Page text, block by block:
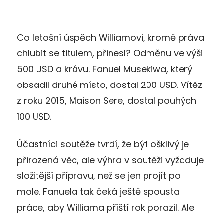
Co letošní úspěch Williamovi, kromě práva
chlubit se titulem, přinesl? Odměnu ve výši
500 USD a krávu. Fanuel Musekiwa, který
obsadil druhé místo, dostal 200 USD. Vítěz
z roku 2015, Maison Sere, dostal pouhých
100 USD.
Účastníci soutěže tvrdí, že být ošklivý je
přirozená věc, ale výhra v soutěži vyžaduje
složitější přípravu, než se jen projít po
mole. Fanuela tak čeká ještě spousta
práce, aby Williama příští rok porazil. Ale